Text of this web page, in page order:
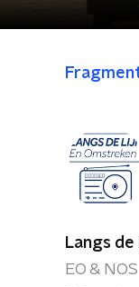
Langs de
EO & NOS